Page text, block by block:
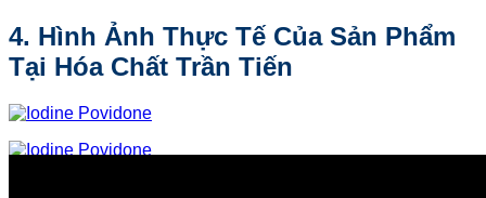
4. Hình Ảnh Thực Tế Của Sản Phẩm
Tại Hóa Chất Trần Tiến